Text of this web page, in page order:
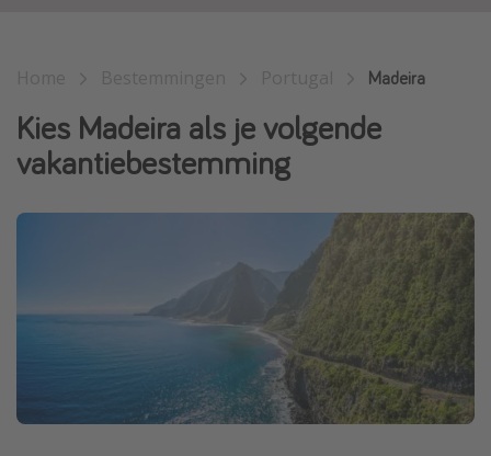
Rondreizen
25 beste pretparken
Disneyland Parijs
Madeira
Kies Madeira als je volgende
vakantiebestemming